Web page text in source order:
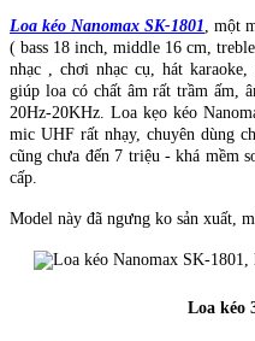
Loa kéo Nanomax SK-1801, một
( bass 18 inch, middle 16 cm,
nhạc , chơi nhạc cụ, hát
giúp loa có chất âm rất trầm ấm,
20Hz-20KHz. Loa kẹo kéo
mic UHF rất nhạy, chuyên dùng
cũng chưa đến 7 triệu - khá mềm
cấp.
Model này đã ngưng ko sản xuất,
Loa kéo